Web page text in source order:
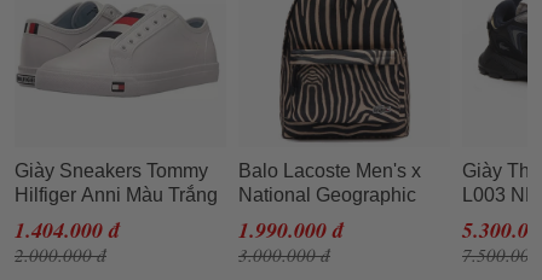
Giày Sneakers Tommy
Hilfiger Anni Màu Trắng
Size 36
1.404.000 đ
2.000.000 đ
Balo Lacoste Men's x
National Geographic
Animal Print Backpack
NH3344XM.G10 Màu
Đen Sọc Be
1.990.000 đ
3.000.000 đ
Giày
L003
Màu